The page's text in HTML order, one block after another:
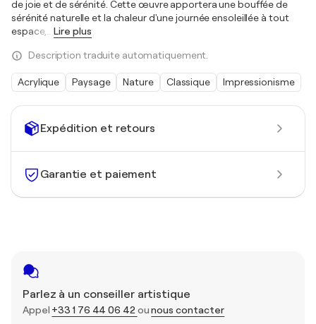
Expédition et retours
Garantie et paiement
Parlez à un conseiller artistique
Appel +33 1 76 44 06 42ounous contacter
de joie et de sérénité. Cette œuvre apportera une bouffée de
sérénité naturelle et la chaleur d'une journée ensoleillée à tout
espace,… Lire plus
Description traduite automatiquement.
Acrylique Paysage Nature Classique Impressionisme